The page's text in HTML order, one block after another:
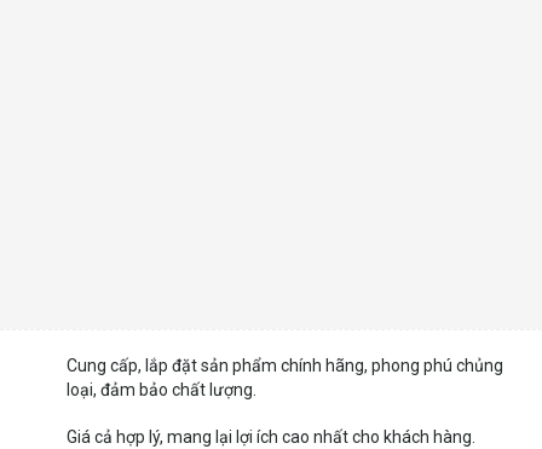
Cung cấp, lắp đặt sản phẩm chính hãng, phong phú chủng
loại, đảm bảo chất lượng.
Giá cả hợp lý, mang lại lợi ích cao nhất cho khách hàng.